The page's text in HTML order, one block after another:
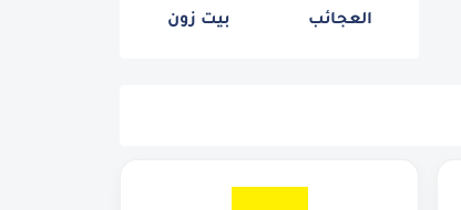
العجائب بيت زون